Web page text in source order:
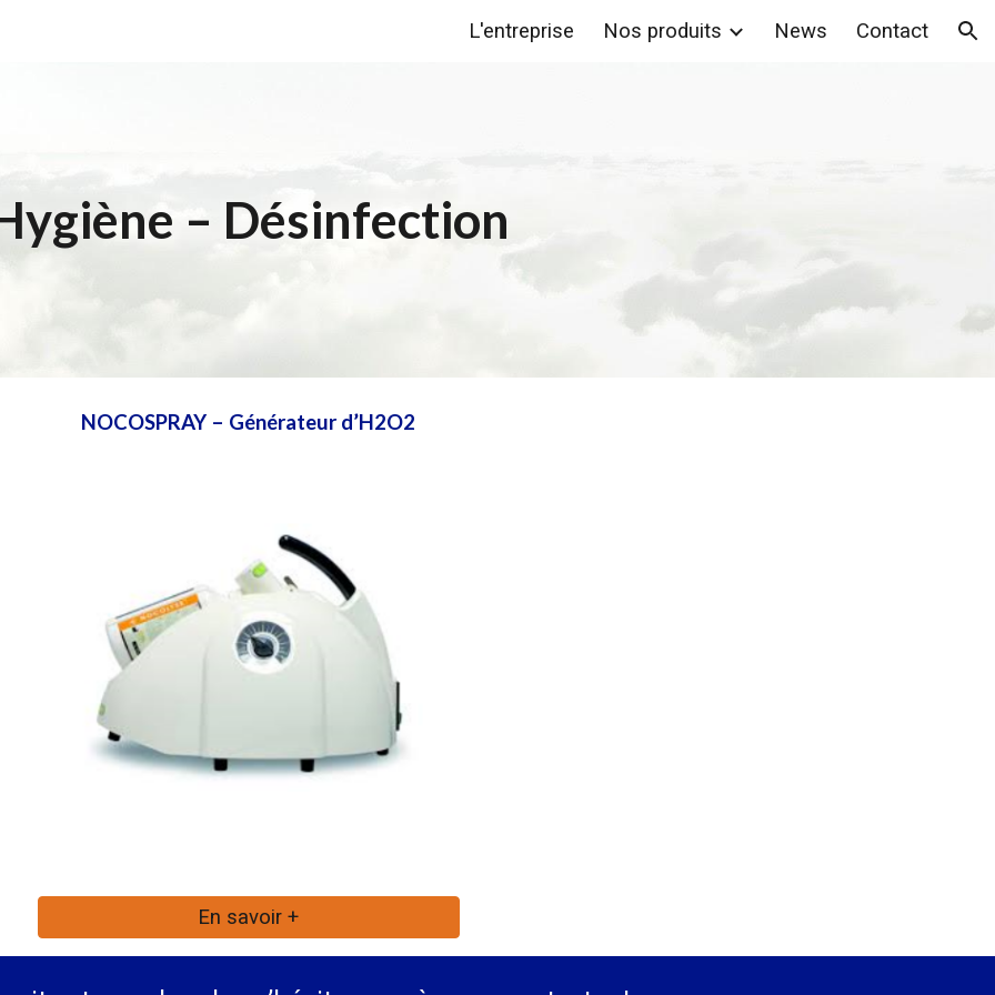
Skip to navigationL'entreprise Nos produits News Contact
– Désinfection
NOCOSPRAY – Générateur d’H2O2
En savoir +